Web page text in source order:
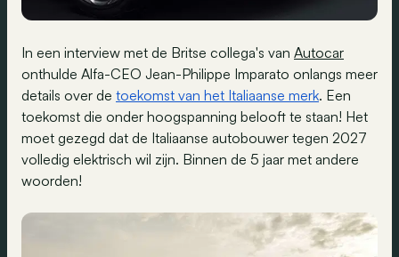
In een interview met de Britse collega's van Autocar
onthulde Alfa-CEO Jean-Philippe Imparato onlangs meer
details over de toekomst van het Italiaanse merk. Een
toekomst die onder hoogspanning belooft te staan! Het
moet gezegd dat de Italiaanse autobouwer tegen 2027
volledig elektrisch wil zijn. Binnen de 5 jaar met andere
woorden!